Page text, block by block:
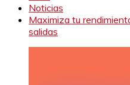
Noticias
Maximiza tu
salidas